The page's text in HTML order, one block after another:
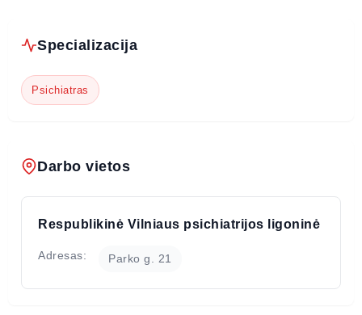
Specializacija
Psichiatras
Darbo vietos
Respublikinė Vilniaus psichiatrijos ligoninė
Adresas: Parko g. 21